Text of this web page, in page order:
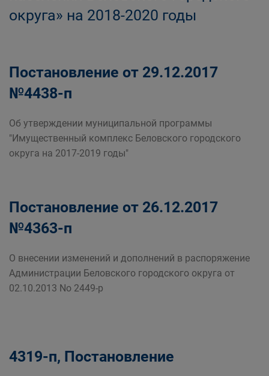
округа» на 2018-2020 годы
Постановление от 29.12.2017
№4438-п
Об утверждении муниципальной программы
"Имущественный комплекс Беловского городского
округа на 2017-2019 годы"
Постановление от 26.12.2017
№4363-п
О внесении изменений и дополнений в распоряжение
Администрации Беловского городского округа от
02.10.2013 No 2449-р
4319-п, Постановление